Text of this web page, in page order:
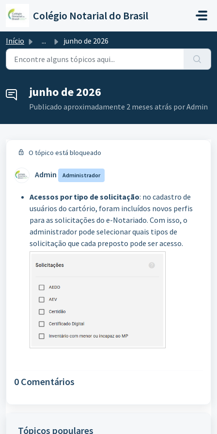
Colégio Notarial do Brasil
Início ... junho de 2026
junho de 2026
Publicado aproximadamente 2 meses atrás por Admin
O tópico está bloqueado
Admin Administrador
Acessos por tipo de solicitação: no cadastro de
usuários do cartório, foram incluídos novos perfis
para as solicitações do e-Notariado. Com isso, o
administrador pode selecionar quais tipos de
solicitação que cada preposto pode ser acesso.
0 Comentários
Tópicos populares